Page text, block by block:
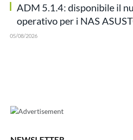
ADM 5.1.4: disponibile il
operativo per i NAS
05/08/2026